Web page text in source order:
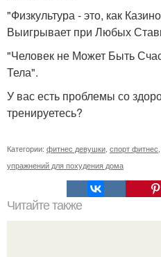
"Физкультура - это, как
Выигрывает при Любых
"Человек не Может Быть
Тела".
У вас есть проблемы со
тренируетесь?
Категории: фитнес девушки спорт фитнес
упражнений для похудения дома
Читайте также